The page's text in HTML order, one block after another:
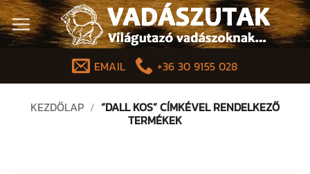
Skip
to
content
EMAIL
+36 30 9155 028
KEZDŐLAP / “DALL KOS” CÍMKÉVEL RENDELKEZŐ
TERMÉKEK